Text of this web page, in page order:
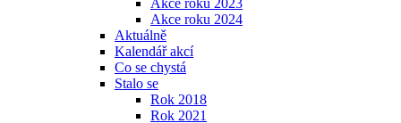
Akce roku 2023
Akce roku 2024
Aktuálně
Kalendář akcí
Co se chystá
Stalo se
Rok 2018
Rok 2021